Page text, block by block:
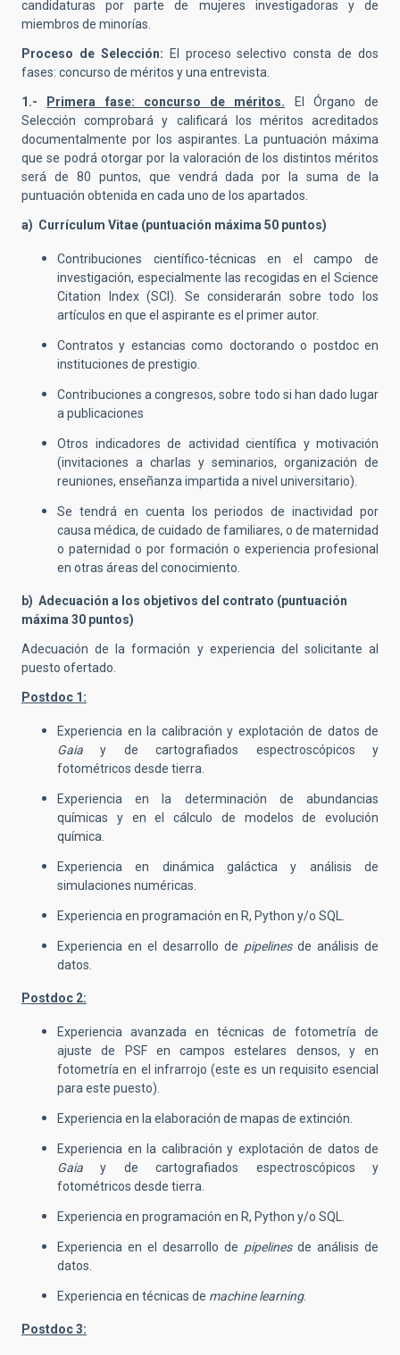
candidaturas por parte de mujeres investigadoras y de
miembros de minorías.
Proceso de Selección:
El proceso selectivo consta de dos
fases: concurso de méritos y una entrevista.
1.- Primera fase: concurso de méritos. El Órgano de
Selección comprobará y calificará los méritos acreditados
documentalmente por los aspirantes. La puntuación máxima
que se podrá otorgar por la valoración de los distintos méritos
será de 80 puntos, que vendrá dada por la suma de la
puntuación obtenida en cada uno de los apartados.
a) Currículum Vitae (puntuación máxima 50 puntos)
Contribuciones científico-técnicas en el campo de
investigación, especialmente las recogidas en el Science
Citation Index (SCI). Se considerarán sobre todo los
artículos en que el aspirante es el primer autor.
Contratos y estancias como doctorando o postdoc en
instituciones de prestigio.
Contribuciones a congresos, sobre todo si han dado lugar
a publicaciones
Otros indicadores de actividad científica y motivación
(invitaciones a charlas y seminarios, organización de
reuniones, enseñanza impartida a nivel universitario).
Se tendrá en cuenta los periodos de inactividad por
causa médica, de cuidado de familiares, o de maternidad
o paternidad o por formación o experiencia profesional
en otras áreas del conocimiento.
b) Adecuación a los objetivos del contrato (puntuación
máxima 30 puntos)
Adecuación de la formación y experiencia del solicitante al
puesto ofertado.
Postdoc 1:
Experiencia en la calibración y explotación de datos de
Gaia y de cartografiados espectroscópicos y
fotométricos desde tierra.
Experiencia en la determinación de abundancias
químicas y en el cálculo de modelos de evolución
química.
Experiencia en dinámica galáctica y análisis de
simulaciones numéricas.
Experiencia en programación en R, Python y/o SQL.
Experiencia en el desarrollo de pipelinesde análisis de
datos.
Postdoc 2:
Experiencia avanzada en técnicas de fotometría de
ajuste de PSF en campos estelares densos, y en
fotometría en el infrarrojo (este es un requisito esencial
para este puesto).
Experiencia en la elaboración de mapas de extinción.
Experiencia en la calibración y explotación de datos de
Gaia y de cartografiados espectroscópicos y
fotométricos desde tierra.
Experiencia en programación en R, Python y/o SQL.
Experiencia en el desarrollo de pipelinesde análisis de
datos.
Experiencia en técnicas de machine learning.
Postdoc 3: